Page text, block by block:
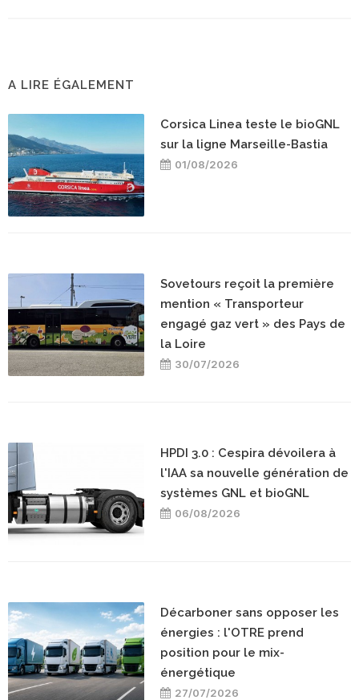
A LIRE ÉGALEMENT
Corsica Linea teste le bioGNL
sur la ligne Marseille-Bastia
01/08/2026
Sovetours reçoit la première
mention « Transporteur
engagé gaz vert » des Pays de
la Loire
30/07/2026
HPDI 3.0 : Cespira dévoilera à
l'IAA sa nouvelle génération de
systèmes GNL et bioGNL
06/08/2026
Décarboner sans opposer les
énergies : l'OTRE prend
position pour le mix-
énergétique
27/07/2026